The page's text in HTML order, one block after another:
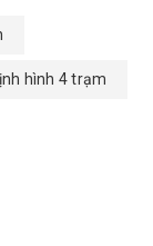
hình 4 trạm